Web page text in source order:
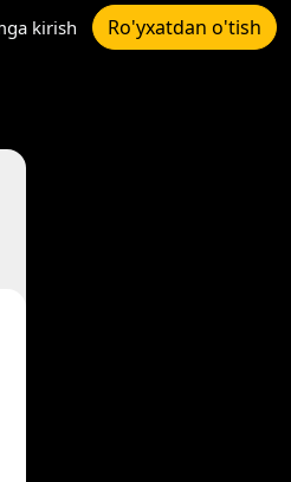
kirish Ro'yxatdan o'tish